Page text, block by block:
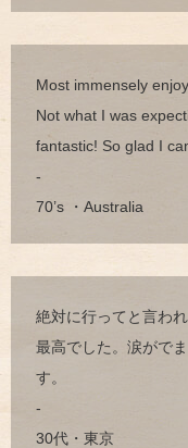
Most immensely
Not what I was
fantastic! So glad I
-
70’s ・Australia
絶対に行ってと言わ
最高でした。涙がで
す。
-
30代・東京